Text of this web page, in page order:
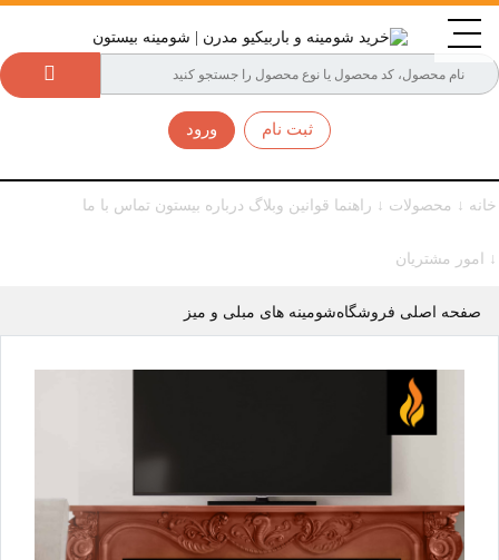
ورود ثبت نام
خانه ↓ محصولات ↓ راهنما قوانین وبلاگ درباره بیستون تماس با ما
↓ امور مشتریان
صفحه اصلی فروشگاهشومینه های مبلی و میز